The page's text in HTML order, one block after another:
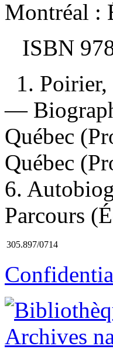
Montréal :
ISBN
1.
—
Québec
Québec
6.
Parcours
305.897/0714